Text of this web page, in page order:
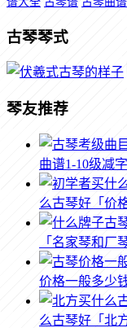
古琴琴式
琴友推荐
曲谱1-10级减
么古琴好「价
「名家琴和厂
价格一般多少
么古琴好「北